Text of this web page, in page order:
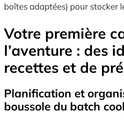
boîtes adaptées) pour stocker
Votre première
l’aventure : des
recettes et de
Planification et
boussole du batch